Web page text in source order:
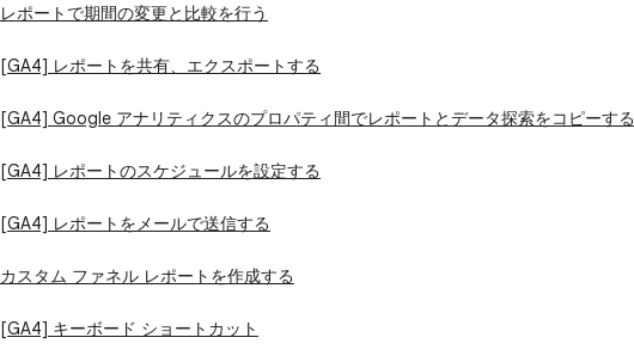
レポートで期間の変更と比較を行う
[GA4] レポートを共有、エクスポートする
[GA4] Google アナリティクスのプロパティ間でレポートとデータ探索をコピーする
[GA4] レポートのスケジュールを設定する
[GA4] レポートをメールで送信する
カスタム ファネル レポートを作成する
[GA4] キーボード ショートカット